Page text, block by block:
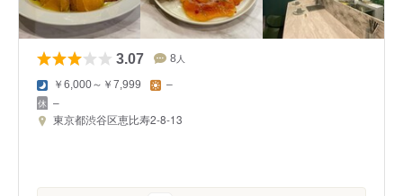
3.07 8 人
￥6,000～￥7,999 –
–
東京都渋谷区恵比寿2-8-13